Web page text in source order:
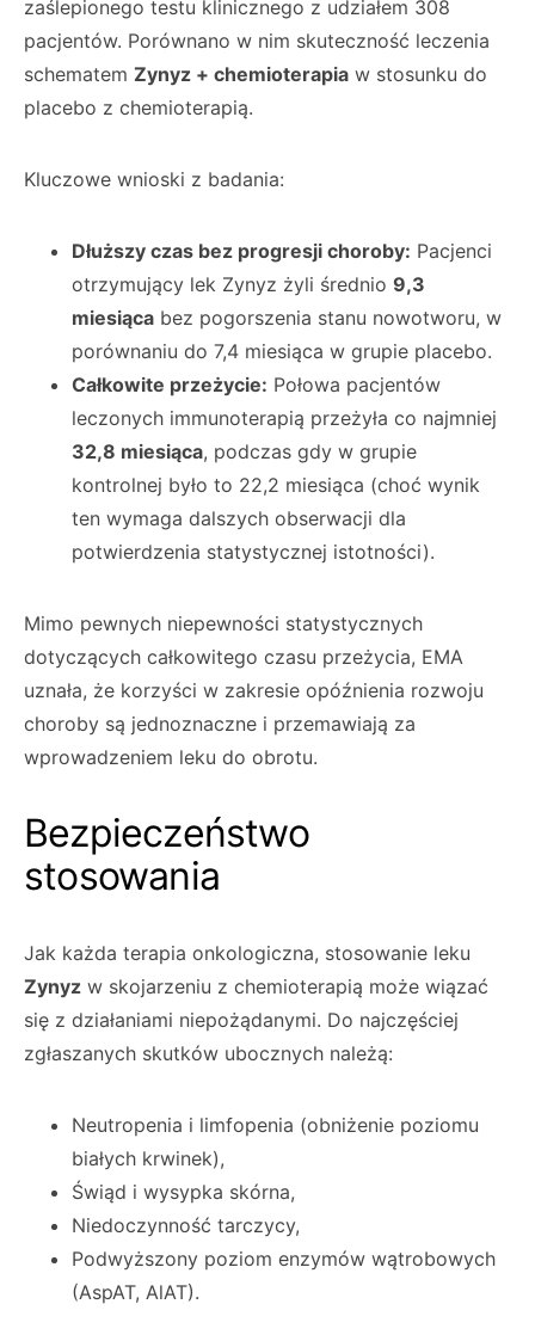
zaślepionego testu klinicznego z udziałem 308
pacjentów. Porównano w nim skuteczność leczenia
schematem Zynyz + chemioterapia w stosunku do
placebo z chemioterapią.
Kluczowe wnioski z badania:
Dłuższy czas bez progresji choroby: Pacjenci
otrzymujący lek Zynyz żyli średnio 9,3
miesiąca bez pogorszenia stanu nowotworu, w
porównaniu do 7,4 miesiąca w grupie placebo.
Całkowite przeżycie: Połowa pacjentów
leczonych immunoterapią przeżyła co najmniej
32,8 miesiąca, podczas gdy w grupie
kontrolnej było to 22,2 miesiąca (choć wynik
ten wymaga dalszych obserwacji dla
potwierdzenia statystycznej istotności).
Mimo pewnych niepewności statystycznych
dotyczących całkowitego czasu przeżycia, EMA
uznała, że korzyści w zakresie opóźnienia rozwoju
choroby są jednoznaczne i przemawiają za
wprowadzeniem leku do obrotu.
Bezpieczeństwo
stosowania
Jak każda terapia onkologiczna, stosowanie leku
Zynyz w skojarzeniu z chemioterapią może wiązać
się z działaniami niepożądanymi. Do najczęściej
zgłaszanych skutków ubocznych należą:
Neutropenia i limfopenia (obniżenie poziomu
białych krwinek),
Świąd i wysypka skórna,
Niedoczynność tarczycy,
Podwyższony poziom enzymów wątrobowych
(AspAT, AlAT).